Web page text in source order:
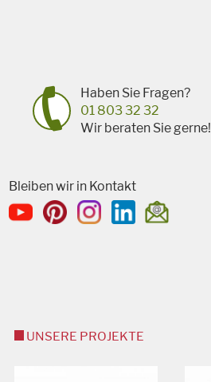
Haben Sie Fragen?
01 803 32 32
Wir beraten Sie gerne!
Bleiben wir in Kontakt
UNSERE PROJEKTE